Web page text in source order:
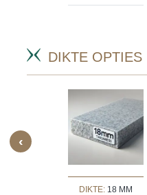
DIKTE OPTIES
‹
DIKTE: 18 MM